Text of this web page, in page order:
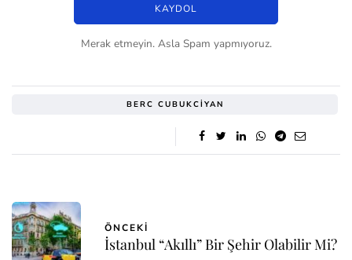
Merak etmeyin. Asla Spam yapmıyoruz.
BERC CUBUKCIYAN
ÖNCEKI
İstanbul “Akıllı” Bir Şehir Olabilir Mi?